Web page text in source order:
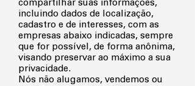
compartilhar suas informações,
incluindo dados de localização,
cadastro e de interesses, com as
empresas abaixo indicadas, sempre
que for possível, de forma anônima,
visando preservar ao máximo a sua
privacidade.
Nós não alugamos, vendemos ou